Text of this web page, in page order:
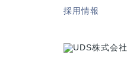
採用情報